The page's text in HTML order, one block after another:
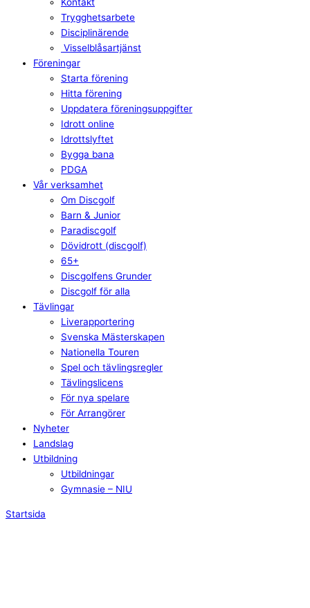
Trygghetsarbete
Disciplinärende
Visselblåsartjänst
Föreningar
Starta förening
Hitta förening
Uppdatera föreningsuppgifter
Idrott online
Idrottslyftet
Bygga bana
PDGA
Vår verksamhet
Om Discgolf
Barn & Junior
Paradiscgolf
Dövidrott (discgolf)
65+
Discgolfens Grunder
Discgolf för alla
Tävlingar
Liverapportering
Svenska Mästerskapen
Nationella Touren
Spel och tävlingsregler
Tävlingslicens
För nya spelare
För Arrangörer
Nyheter
Landslag
Utbildning
Utbildningar
Gymnasie – NIU
Startsida